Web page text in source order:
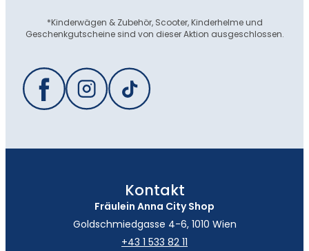
*Kinderwägen & Zubehör, Scooter, Kinderhelme und
Geschenkgutscheine sind von dieser Aktion ausgeschlossen.
Kontakt
Fräulein Anna City Shop
Goldschmiedgasse 4-6, 1010 Wien
+43 1 533 82 11